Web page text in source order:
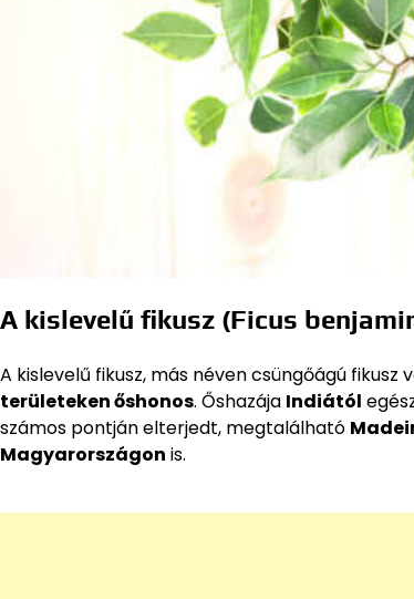
A kislevelű fikusz (Ficus
A kislevelű fikusz, más néven csüngőágú
területeken őshonos. Őshazája Indiától
számos pontján elterjedt, megtalálható
Magyarországon is.